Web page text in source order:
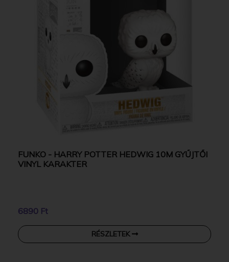
FUNKO - HARRY POTTER HEDWIG 10M GYŰJTŐI
VINYL KARAKTER
6890 Ft
RÉSZLETEK